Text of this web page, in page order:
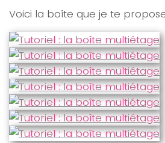
Voici la boîte que je te